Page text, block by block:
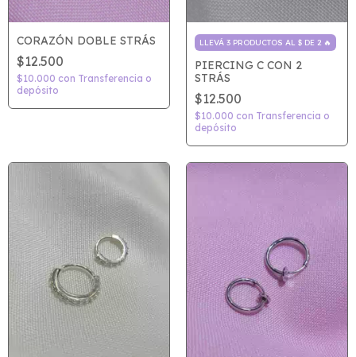
CORAZÓN DOBLE STRÁS
$12.500
$10.000 con Transferencia o
depósito
LLEVÁ 3 PRODUCTOS AL $ DE 2 🔥
PIERCING C CON 2
STRÁS
$12.500
$10.000 con Transferencia o
depósito